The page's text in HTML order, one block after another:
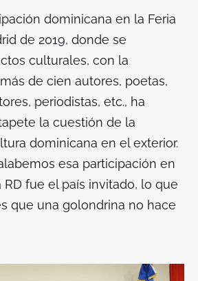
dominicana en la Feria
de 2019, donde se
culturales, con la
de cien autores, poetas,
periodistas, etc., ha
la cuestión de la
dominicana en el exterior.
esa participación en
RD fue el país invitado, lo que
que una golondrina no hace